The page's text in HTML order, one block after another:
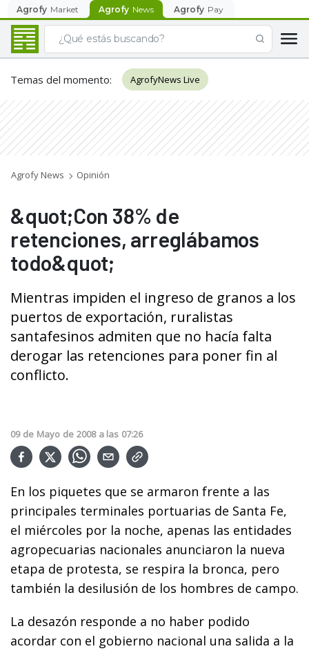
Agrofy Market Agrofy News Agrofy Pay
Temas del momento: AgrofyNews Live
Agrofy News Opinión
&quot;Con 38% de
retenciones, arreglábamos
todo&quot;
Mientras impiden el ingreso de granos a los
puertos de exportación, ruralistas
santafesinos admiten que no hacía falta
derogar las retenciones para poner fin al
conflicto.
09 de Mayo de 2008 a las 07:26
En los piquetes que se armaron frente a las
principales terminales portuarias de Santa Fe,
el miércoles por la noche, apenas las entidades
agropecuarias nacionales anunciaron la nueva
etapa de protesta, se respira la bronca, pero
también la desilusión de los hombres de campo.
La desazón responde a no haber podido
acordar con el gobierno nacional una salida a la